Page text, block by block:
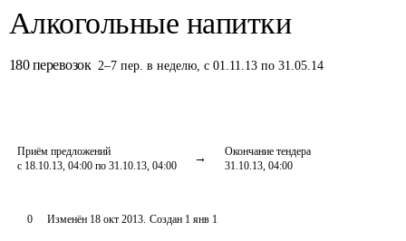
Алкогольные напитки
180 перевозок 2–7 пер. в неделю,с 01.11.13 по 31.05.14
Приём предложений
с 18.10.13, 04:00 по 31.10.13, 04:00
Окончание тендера
31.10.13, 04:00
0 Изменён 18 окт 2013. Создан 1 янв 1